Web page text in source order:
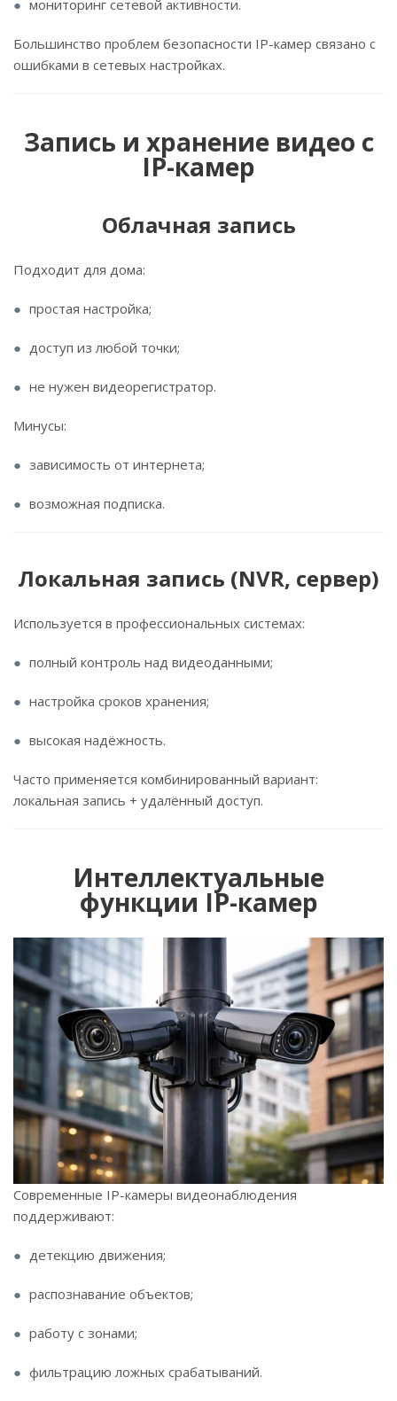
мониторинг сетевой активности.
Большинство проблем безопасности IP-камер связано с
ошибками в сетевых настройках.
Запись и хранение видео с
IP-камер
Облачная запись
Подходит для дома:
простая настройка;
доступ из любой точки;
не нужен видеорегистратор.
Минусы:
зависимость от интернета;
возможная подписка.
Локальная запись (NVR, сервер)
Используется в профессиональных системах:
полный контроль над видеоданными;
настройка сроков хранения;
высокая надёжность.
Часто применяется комбинированный вариант:
локальная запись + удалённый доступ.
Интеллектуальные
функции IP-камер
Современные IP-камеры видеонаблюдения
поддерживают:
детекцию движения;
распознавание объектов;
работу с зонами;
фильтрацию ложных срабатываний.